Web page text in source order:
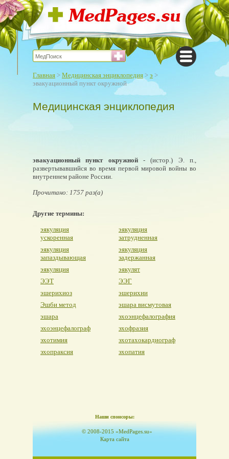
Главная > Медицинская энциклопедия > э >
эвакуационный пункт окружной
Медицинская энциклопедия
эвакуационный пункт окружной- (истор.) Э. п.,
развертывавшийся во время первой мировой войны во
внутреннем районе России.
Прочитано: 1757 раз(а)
Другие термины:
эякуляция
ускоренная
эякуляция
затрудненная
эякуляция
запаздывающая
эякуляция
задержанная
эякуляция
эякулят
ЭЭТ
ЭЭГ
эшерихиоз
эшерихии
Эшби метод
эшара висмутовая
эшара
эхоэнцефалография
эхоэнцефалограф
эхофразия
эхотимия
эхотахокардиограф
эхопраксия
эхопатия
Наши спонсоры:
© 2008-2015 «MedPages.su»
Карта сайта